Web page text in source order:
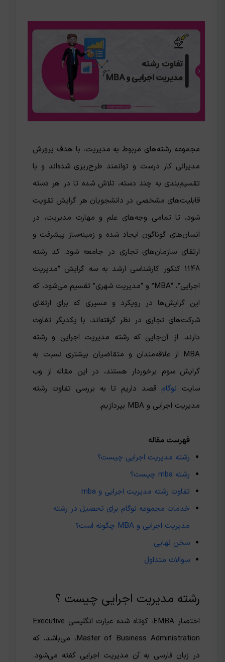
مجموعه رشته‌های مربوط به مدیریت، با هدف پرورش
مدیرانی کار درست و توانمند طرح‌ریزی شده‌اند و با
تقسیم‌بندی به چند دسته، تلاش شده تا در هر دسته
قابلیت‌های مشخصی در دانشجویان هر گرایش تقویت
شود، تا تمامی وجه‌های علم و مهارت مدیریت، در
انسان‌های گوناگون ایجاد شده و زمینه‌ساز پیشرفت و
ارتقای سازمان‌های تجاری در جامعه شود. کد رشته
1148 کنکور کارشناسی ارشد به سه گرایش “مدیریت
اجرایی”، “MBA” و “مدیریت شهری” تقسیم می‌شود، که
این گرایش‌ها در رویکرد و مسیری که برای ارتقای
شرکت‌های تجاری در نظر گرفته‌اند، با یکدیگر تفاوت
دارند. از آن‌جایی که رشته مدیریت اجرایی و رشته
MBA از علاقه‌مندان و متقاضیان بیشتری نسبت به
گرایش سوم برخوردار هستند، در این مقاله از وب
سایت نوگام قصد داریم تا به بررسی تفاوت رشته
مدیریت اجرایی و MBA بپردازیم.
فهرست مقاله
رشته مدیریت اجرایی چیست؟
رشته mba چیست؟
تفاوت رشته مدیریت اجرایی و mba
خدمات مجموعه نوگام برای تحصیل در رشته
مدیریت اجرایی و MBA چگونه است؟
سخن نهایی
سوالات متداول
رشته مدیریت اجرایی چیست ؟
اختصار EMBA، کوتاه شده عبارت انگلیسی Executive
Master of Business Administration، می‌باشد، که
در زبان فارسی به آن مدیریت اجرایی گفته می‌شود.